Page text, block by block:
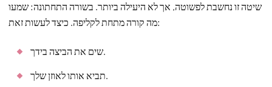
שיטה זו נחשבת לפשוטה, אך לא היעילה ביותר. בשורה התחתונה: שמעו
מה קורה מתחת לקליפה. כיצד לעשות זאת:
שים את הביצה בידך.
תביא אותו לאוזן שלך.